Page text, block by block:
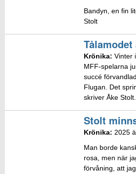
Bandyn, en fin
Stolt
Krönika: Vinter
MFF-spelarna
succé
Flugan. Det
skriver Åke Stolt.
Stolt
Krönika: 2025
Man borde
rosa, men när
förvåning, att